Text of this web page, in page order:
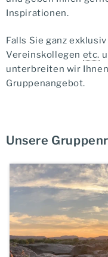
Inspirationen.
Falls Sie ganz
Vereinskollegen etc.
unterbreiten wir
Gruppenangebot.
Unsere